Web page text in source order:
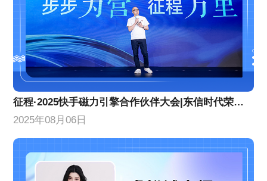
征程·2025快手磁力引擎合作伙伴大会|东信时代荣获两项年度荣誉
2025年08月06日